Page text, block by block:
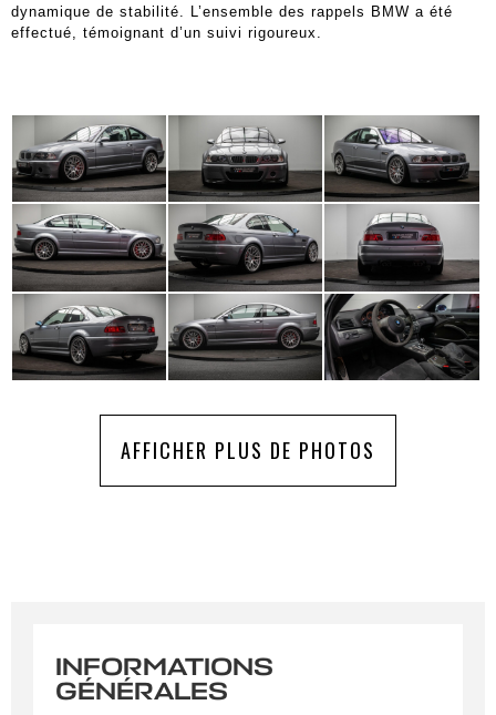
dynamique de stabilité. L’ensemble des rappels BMW a été
effectué, témoignant d’un suivi rigoureux.
AFFICHER PLUS DE PHOTOS
INFORMATIONS
GÉNÉRALES